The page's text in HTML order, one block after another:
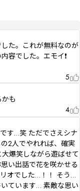
た。これが無料なのが
容でした。エモイ❗
5
も
4
す…笑 ただでさえシナ
2人でやれれば、確実
爆笑しながら遊ばせて
い出話で花を咲かせる
オでした…！！ そう…
ています… 素敵な思い